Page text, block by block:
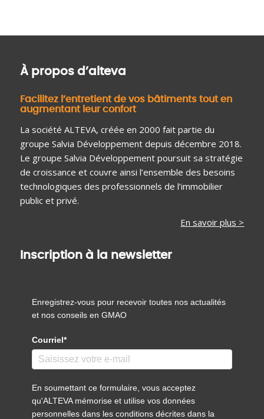
À propos d’alteva
Facilitez l’entretient de vos bâtiments tout en
augmentant leur confort
La société ALTEVA, créée en 2000 fait partie du
groupe Salvia Développement depuis décembre 2018.
Le groupe Salvia Développement poursuit sa stratégie
de croissance et couvre ainsi l’ensemble des besoins
technologiques des professionnels de l’immobilier
public et privé.
En savoir plus >
Inscription à la newsletter
Enregistrez-vous pour recevoir toutes nos actualités
et nos conseils en GMAO
Courriel*
En soumettant ce formulaire, vous acceptez
qu'ALTEVA mémorise et utilise vos données
personnelles dans les conditions décrites dans la